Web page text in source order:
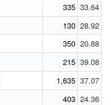
335 33.64
130 28.92
350 20.88
215 39.08
1,635 37.07
403 24.36